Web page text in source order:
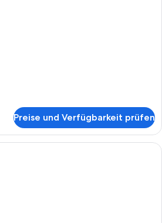
Preise und Verfügbarkeit prüfen
Ein Hotelzimmer mit Bett,